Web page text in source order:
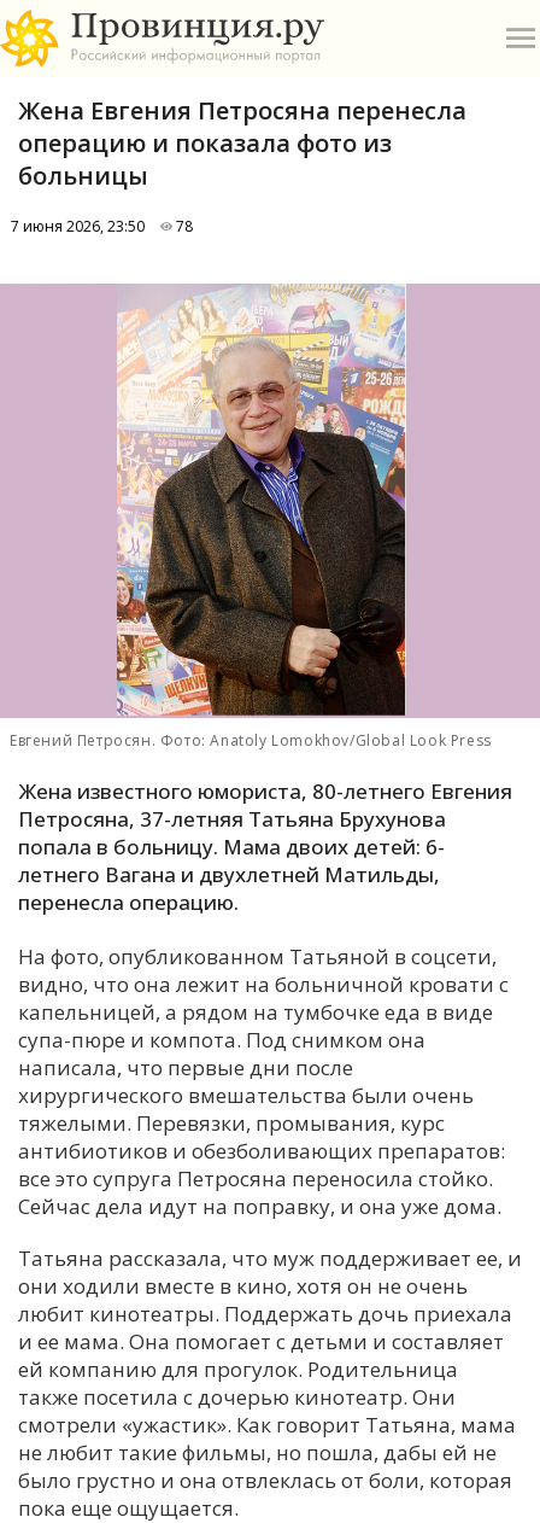
А
Б
В
Е
И
К
Н
П
Р
С
Т
У
Ч
Я
Жена Евгения Петросяна перенесла
операцию и показала фото из
больницы
7 июня 2026, 23:50 78
Евгений Петросян. Фото: Anatoly Lomokhov/Global Look Press
Жена известного юмориста, 80-летнего Евгения
Петросяна, 37-летняя Татьяна Брухунова
попала в больницу. Мама двоих детей: 6-
летнего Вагана и двухлетней Матильды,
перенесла операцию.
На фото, опубликованном Татьяной в соцсети,
видно, что она лежит на больничной кровати с
капельницей, а рядом на тумбочке еда в виде
супа-пюре и компота. Под снимком она
написала, что первые дни после
хирургического вмешательства были очень
тяжелыми. Перевязки, промывания, курс
антибиотиков и обезболивающих препаратов:
все это супруга Петросяна переносила стойко.
Сейчас дела идут на поправку, и она уже дома.
Татьяна рассказала, что муж поддерживает ее, и
они ходили вместе в кино, хотя он не очень
любит кинотеатры. Поддержать дочь приехала
и ее мама. Она помогает с детьми и составляет
ей компанию для прогулок. Родительница
также посетила с дочерью кинотеатр. Они
смотрели «ужастик». Как говорит Татьяна, мама
не любит такие фильмы, но пошла, дабы ей не
было грустно и она отвлеклась от боли, которая
пока еще ощущается.